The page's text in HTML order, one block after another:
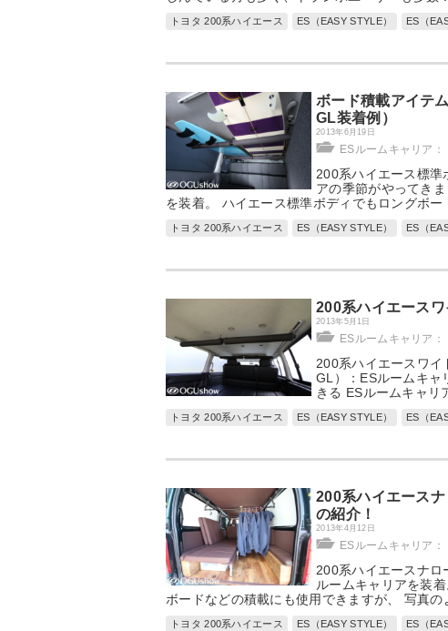
トヨタ 200系ハイエース ES（EASY STYLE） ES（
ボード積載アイテ
GL装着例）
2013年6月19日
ESルームキャリア
200系ハイエース標準
アの季節がやってき
を装着。 ハイエース標準ボディでもロングボー
トヨタ 200系ハイエース ES（EASY STYLE） ES（
200系ハイエース
2013年5月1日
ESルームキャリア
200系ハイエースワイ
GL）：ESルームキャ
きる ESルームキャリ
トヨタ 200系ハイエース ES（EASY STYLE） ES（
200系ハイエース
の紹介！
2013年4月12日
ESルームキャリア
200系ハイエースナロ
ルームキャリアを装
ボードなどの積載にも使用できますが、 写真の
トヨタ 200系ハイエース ES（EASY STYLE） ES（